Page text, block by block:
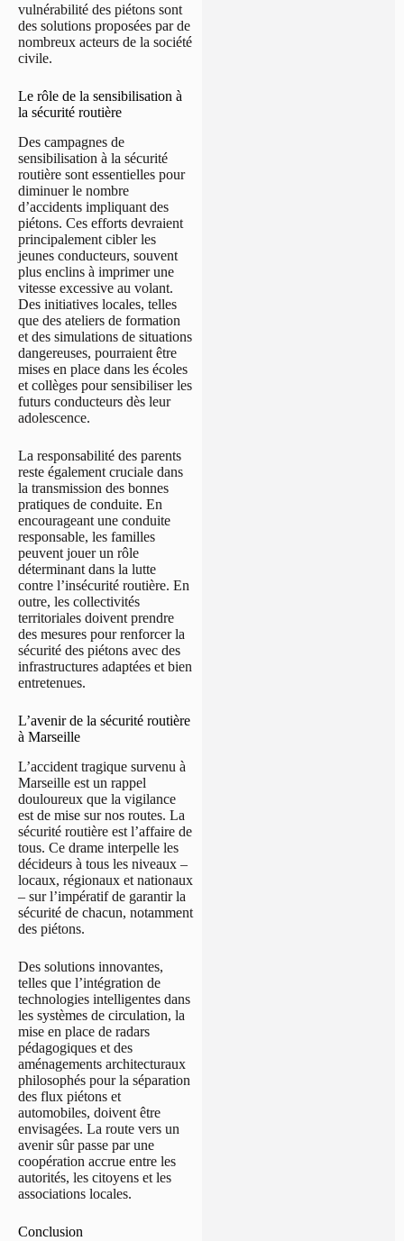
vulnérabilité des piétons sont
des solutions proposées par de
nombreux acteurs de la société
civile.
Le rôle de la sensibilisation à
la sécurité routière
Des campagnes de
sensibilisation à la sécurité
routière sont essentielles pour
diminuer le nombre
d’accidents impliquant des
piétons. Ces efforts devraient
principalement cibler les
jeunes conducteurs, souvent
plus enclins à imprimer une
vitesse excessive au volant.
Des initiatives locales, telles
que des ateliers de formation
et des simulations de situations
dangereuses, pourraient être
mises en place dans les écoles
et collèges pour sensibiliser les
futurs conducteurs dès leur
adolescence.
La responsabilité des parents
reste également cruciale dans
la transmission des bonnes
pratiques de conduite. En
encourageant une conduite
responsable, les familles
peuvent jouer un rôle
déterminant dans la lutte
contre l’insécurité routière. En
outre, les collectivités
territoriales doivent prendre
des mesures pour renforcer la
sécurité des piétons avec des
infrastructures adaptées et bien
entretenues.
L’avenir de la sécurité routière
à Marseille
L’accident tragique survenu à
Marseille est un rappel
douloureux que la vigilance
est de mise sur nos routes. La
sécurité routière est l’affaire de
tous. Ce drame interpelle les
décideurs à tous les niveaux –
locaux, régionaux et nationaux
– sur l’impératif de garantir la
sécurité de chacun, notamment
des piétons.
Des solutions innovantes,
telles que l’intégration de
technologies intelligentes dans
les systèmes de circulation, la
mise en place de radars
pédagogiques et des
aménagements architecturaux
philosophés pour la séparation
des flux piétons et
automobiles, doivent être
envisagées. La route vers un
avenir sûr passe par une
coopération accrue entre les
autorités, les citoyens et les
associations locales.
Conclusion